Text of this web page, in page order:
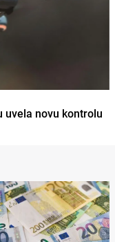
uvela novu kontrolu